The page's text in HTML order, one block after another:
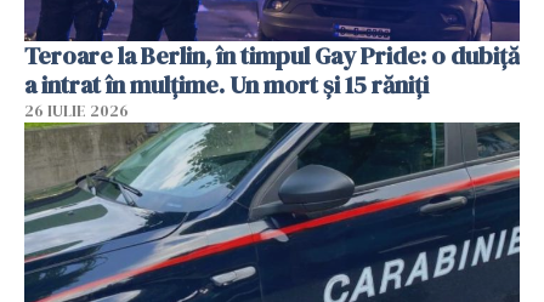
Teroare la Berlin, în timpul Gay Pride: o dubiță
a intrat în mulțime. Un mort și 15 răniți
26 IULIE 2026